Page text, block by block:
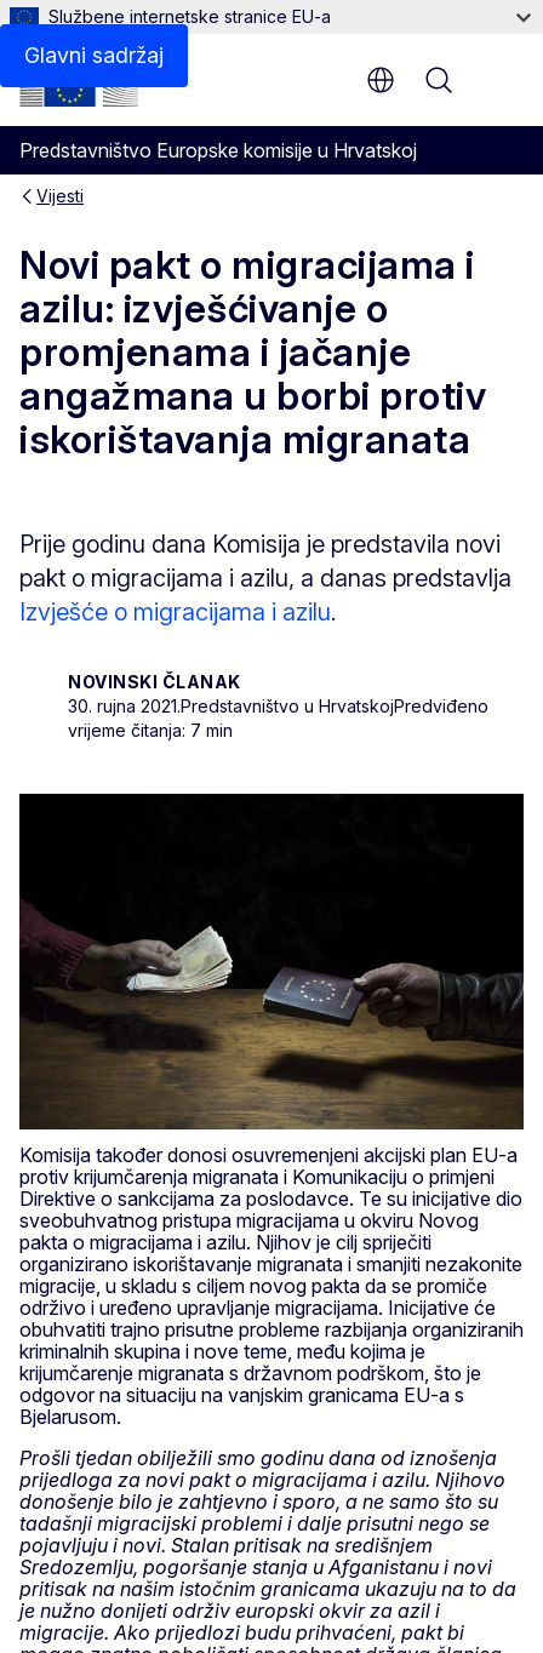
Glavni sadržaj
Službene internetske stranice EU-a
Predstavništvo Europske komisije u Hrvatskoj
Menu
Vijesti
Novi pakt o migracijama i
azilu: izvješćivanje o
promjenama i jačanje
angažmana u borbi protiv
iskorištavanja migranata
Prije godinu dana Komisija je predstavila novi
pakt o migracijama i azilu, a danas predstavlja
Izvješće o migracijama i azilu.
NOVINSKI ČLANAK
30. rujna 2021.Predstavništvo u HrvatskojPredviđeno
vrijeme čitanja: 7 min
Komisija također donosi osuvremenjeni akcijski plan EU-a
protiv krijumčarenja migranata i Komunikaciju o primjeni
Direktive o sankcijama za poslodavce. Te su inicijative dio
sveobuhvatnog pristupa migracijama u okviru Novog
pakta o migracijama i azilu. Njihov je cilj spriječiti
organizirano iskorištavanje migranata i smanjiti nezakonite
migracije, u skladu s ciljem novog pakta da se promiče
održivo i uređeno upravljanje migracijama. Inicijative će
obuhvatiti trajno prisutne probleme razbijanja organiziranih
kriminalnih skupina i nove teme, među kojima je
krijumčarenje migranata s državnom podrškom, što je
odgovor na situaciju na vanjskim granicama EU-a s
Bjelarusom.
Prošli tjedan obilježili smo godinu dana od iznošenja
prijedloga za novi pakt o migracijama i azilu. Njihovo
donošenje bilo je zahtjevno i sporo, a ne samo što su
tadašnji migracijski problemi i dalje prisutni nego se
pojavljuju i novi. Stalan pritisak na središnjem
Sredozemlju, pogoršanje stanja u Afganistanu i novi
pritisak na našim istočnim granicama ukazuju na to da
je nužno donijeti održiv europski okvir za azil i
migracije. Ako prijedlozi budu prihvaćeni, pakt bi